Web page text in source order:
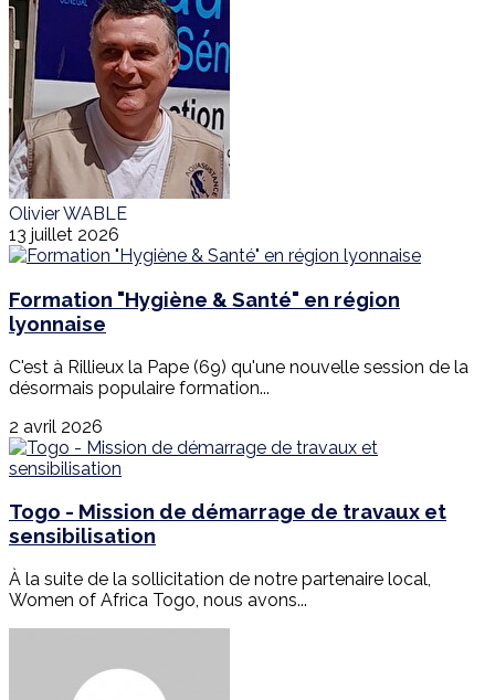
Olivier WABLE
13 juillet 2026
Formation "Hygiène & Santé" en région
lyonnaise
C'est à Rillieux la Pape (69) qu'une nouvelle session de la
désormais populaire formation...
2 avril 2026
Togo - Mission de démarrage de travaux et
sensibilisation
À la suite de la sollicitation de notre partenaire local,
Women of Africa Togo, nous avons...